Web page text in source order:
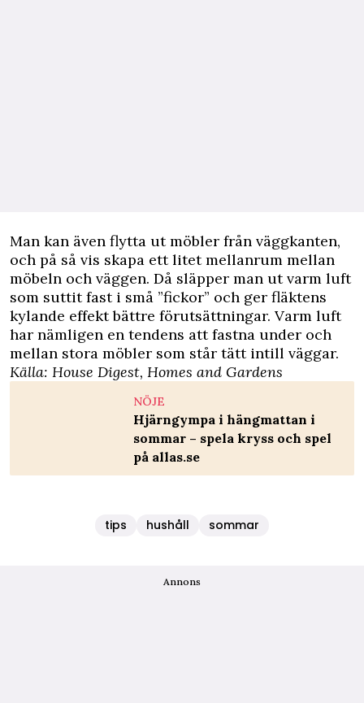
Man kan även flytta ut möbler från väggkanten,
och på så vis skapa ett litet mellanrum mellan
möbeln och väggen. Då släpper man ut varm luft
som suttit fast i små ”fickor” och ger fläktens
kylande effekt bättre förutsättningar. Varm luft
har nämligen en tendens att fastna under och
mellan stora möbler som står tätt intill väggar.
Källa: House Digest, Homes and Gardens
NÖJE
Hjärngympa i hängmattan i
sommar – spela kryss och spel
på allas.se
tips hushåll sommar
Annons